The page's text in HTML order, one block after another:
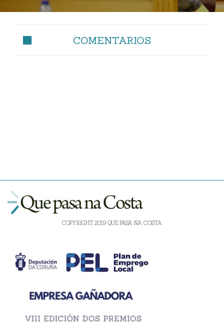
COMENTARIOS
COPYRIGHT 2019 QUE PASA NA COSTA